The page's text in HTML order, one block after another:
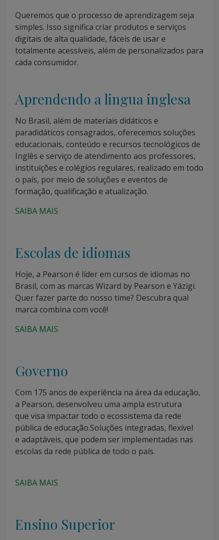
Queremos que o processo de aprendizagem seja
simples. Isso significa criar produtos e serviços
digitais de alta qualidade, fáceis de usar e
totalmente acessíveis, além de personalizados para
cada consumidor.
Aprendendo a lingua inglesa
No Brasil, além de materiais didáticos e
paradidáticos consagrados, oferecemos soluções
educacionais, conteúdo e recursos tecnológicos de
Inglês e serviço de atendimento aos professores,
instituições e colégios regulares, realizado em todo
o país, por meio de soluções e eventos de
formação, qualificação e atualização.
SAIBA MAIS
Escolas de idiomas
Hoje, a Pearson é líder em cursos de idiomas no
Brasil, com as marcas Wizard by Pearson e Yázigi.
Quer fazer parte do nosso time? Descubra qual
marca combina com você!
SAIBA MAIS
Governo
Com 175 anos de experiência na área da educação,
a Pearson, desenvolveu uma ampla estrutura
que visa impactar todo o ecossistema da rede
pública de educação.​Soluções integradas, flexível
e adaptáveis, que podem ser implementadas nas
escolas da rede pública de todo o país.
SAIBA MAIS
Ensino Superior